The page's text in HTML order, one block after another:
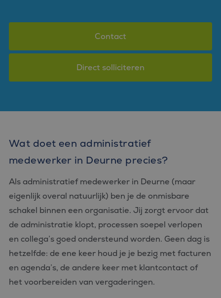
Contact
Direct solliciteren
Wat doet een administratief
medewerker in Deurne precies?
Als administratief medewerker in Deurne (maar
eigenlijk overal natuurlijk) ben je de onmisbare
schakel binnen een organisatie. Jij zorgt ervoor dat
de administratie klopt, processen soepel verlopen
en collega’s goed ondersteund worden. Geen dag is
hetzelfde: de ene keer houd je je bezig met facturen
en agenda’s, de andere keer met klantcontact of
het voorbereiden van vergaderingen.